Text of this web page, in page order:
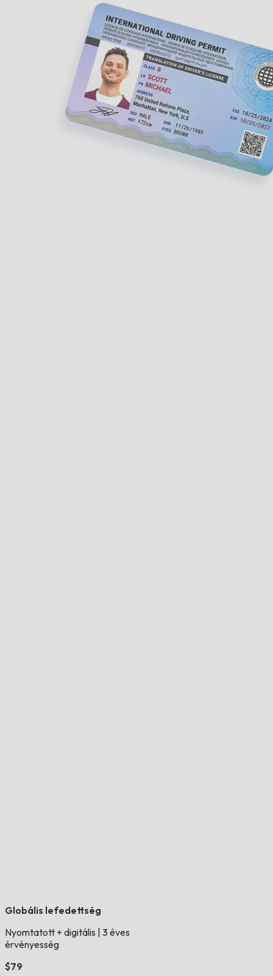
Globális lefedettség
Nyomtatott + digitális 3 éves
érvényesség
$79